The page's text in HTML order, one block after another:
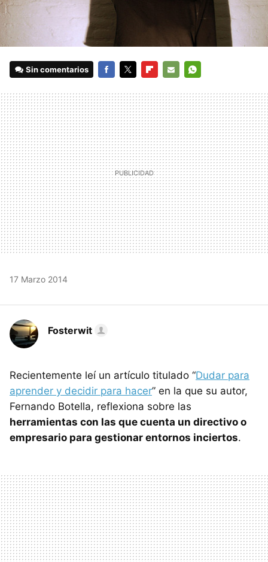
Sin comentarios
MAIL
17 Marzo 2014
Fosterwit
Recientemente leí un artículo titulado “Dudar para
aprender y decidir para hacer” en la que su autor,
Fernando Botella, reflexiona sobre las
herramientas con las que cuenta un directivo o
empresario para gestionar entornos inciertos.